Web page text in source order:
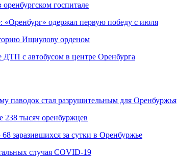
госпитале
«Оренбург» одержал первую победу с июля
Ищиулову орденом
ДТП с автобусом в центре Оренбурга
паводок стал разрушительным для Оренбуржья
тысяч оренбуржцев
заразившихся за сутки в Оренбуржье
случая COVID-19